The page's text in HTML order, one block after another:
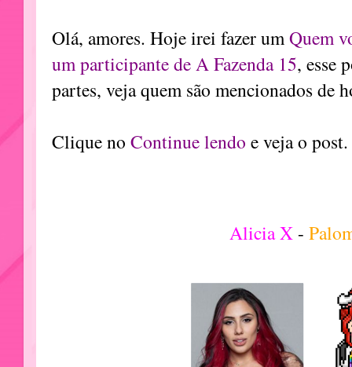
Olá, amores. Hoje irei fazer umQuem
um participante de A Fazenda 15, esse
partes, veja quem são mencionados de
Clique no Continue lendo e veja o post.
Alicia X -